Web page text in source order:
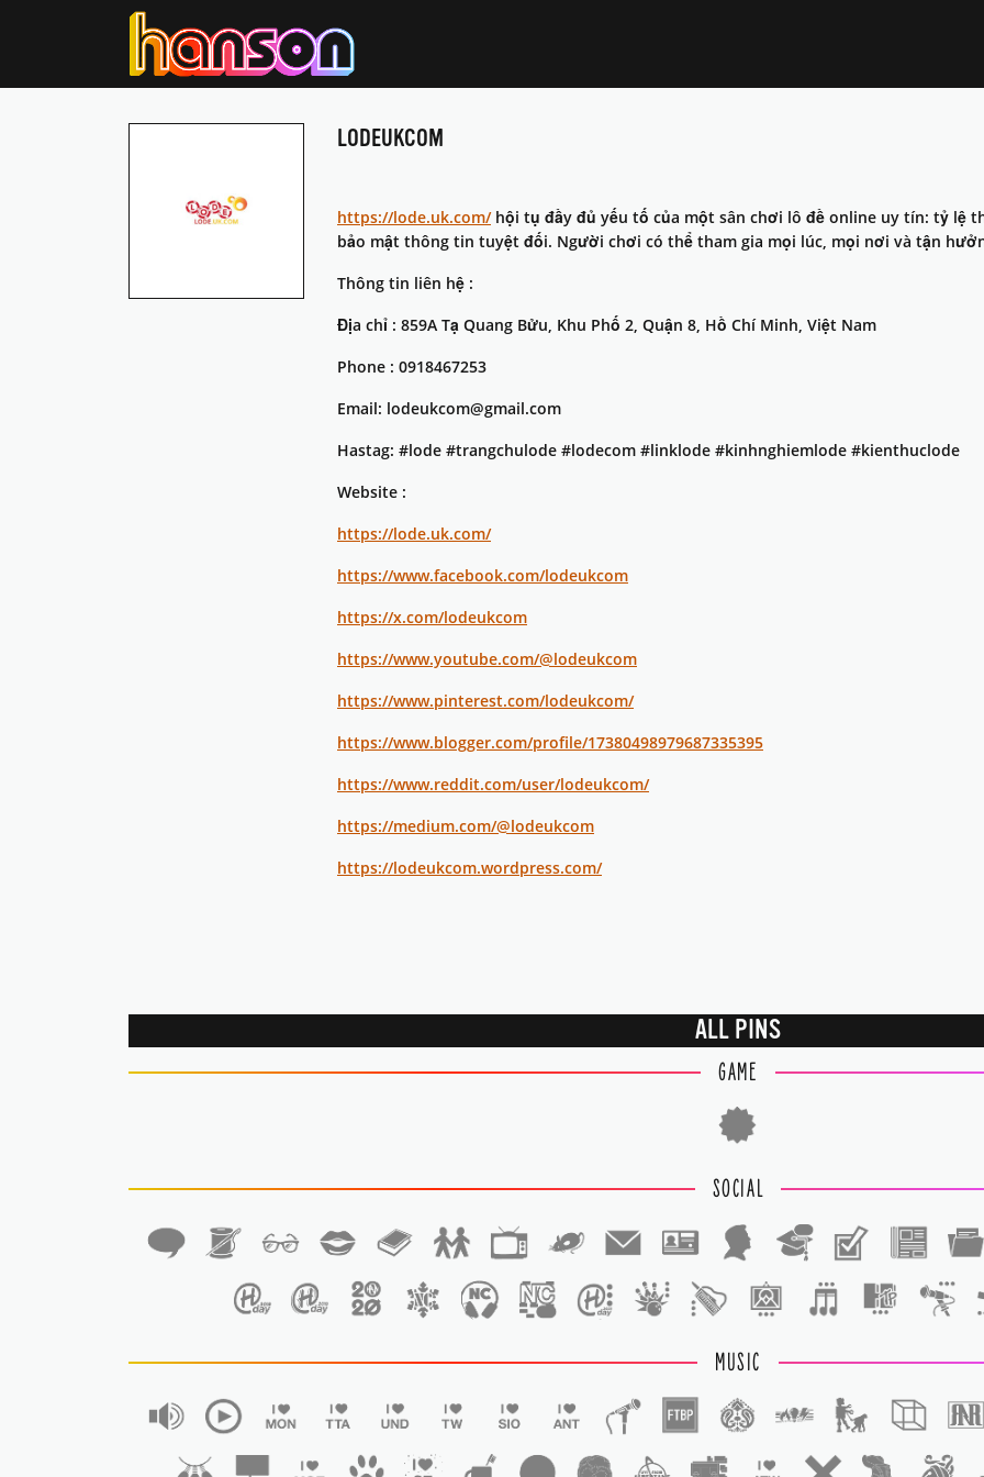
LODEUKCOM
https://lode.uk.com/hội tụ đầy đủ yếu tố của một sân chơi lô đề online uy tín: tỷ lệ
bảo mật thông tin tuyệt đối. Người chơi có thể tham gia mọi lúc, mọi nơi và tận
Thông tin liên hệ :
Địa chỉ : 859A Tạ Quang Bửu, Khu Phố 2, Quận 8, Hồ Chí Minh, Việt Nam
Phone : 0918467253
Email: lodeukcom@gmail.com
Hastag: #lode #trangchulode #lodecom #linklode #kinhnghiemlode #kienthuclode
Website :
https://lode.uk.com/
https://www.facebook.com/lodeukcom
https://x.com/lodeukcom
https://www.youtube.com/@lodeukcom
https://www.pinterest.com/lodeukcom/
https://www.blogger.com/profile/17380498979687335395
https://www.reddit.com/user/lodeukcom/
https://medium.com/@lodeukcom
https://lodeukcom.wordpress.com/
ALL PINS
GAME
SOCIAL
MUSIC